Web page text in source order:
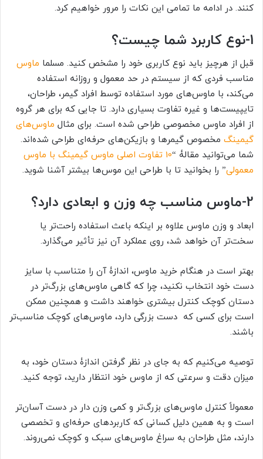
کنند. در ادامه ما تمامی این نکات را مرور خواهیم کرد.
1- نوع کاربرد شما چیست؟
قبل از هرچیز باید نوع کاربری خود را مشخص کنید. مسلما ماوس
مناسب فردی که از سیستم در حد معمول و روزانه استفاده
می‌کند، با ماوس‌های مورد استفاده توسط افراد گیمر، طراحان،
تایپیست‌ها و غیره تفاوت بسیاری دارد. تا جایی که برای هر گروه
از افراد ماوس مخصوصی طراحی شده است. برای مثال ماوس‌های
گیمینگ مخصوص گیمرها و بازیکن‌های حرفه‌ای طراحی شده‌اند.
شما می‌توانید مقالۀ “
10 تفاوت اصلی ماوس گیمینگ با ماوس
معمولی” را بخوانید تا با طراحی این موس‌ها بیشتر آشنا شوید.
2- ماوس مناسب چه وزن و ابعادی دارد؟
ابعاد و وزن ماوس علاوه بر اینکه باعث استفاده راحت‌تر یا
سخت‌تر آن خواهد شد، روی عملکرد آن نیز تأثیر می‌گذارد.
بهتر است در هنگام خرید ماوس، اندازۀ آن را متناسب با سایز
دست خود انتخاب نکنید، چرا که گاهی ماوس‌های بزرگ‌تر در
دستان کوچک کنترل بیشتری خواهند داشت و همچنین ممکن
است برای کسی که دست بزرگی دارد، ماوس‌های کوچک مناسب‌تر
باشند.
توصیه می‌کنیم که به جای در نظر گرفتن اندازۀ دستان خود، به
میزان دقت و سرعتی که از ماوس خود انتظار دارید، توجه کنید.
معمولاً کنترل ماوس‌های بزرگ‌تر و کمی وزن دار در دست آسان‌تر
است و به همین دلیل کسانی که کاربردهای حرفه‌ای و تخصصی
دارند، مثل طراحان به سراغ ماوس‌های سبک و کوچک نمی‌روند.